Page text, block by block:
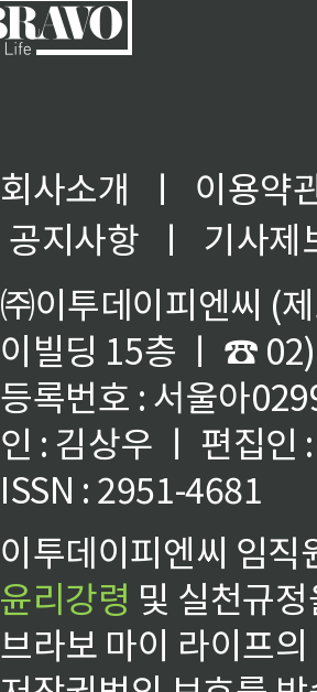
회사소개 ㅣ
이용약
공지사항
ㅣ
기사제
㈜이투데이피엔씨 (
이빌딩 15층 ㅣ ☎
등록번호 : 서울아
인 : 김상우 ㅣ 편집인
ISSN : 2951-4681
이투데이피엔씨 임
윤리강령 및 실천규
브라보 마이 라이프